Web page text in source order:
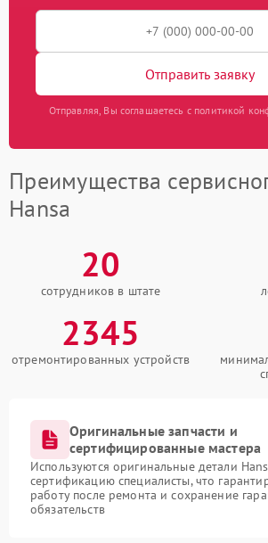
Отправить заявку
Отправляя, Вы соглашаетесь с политикой
Преимущества
Hansa
20
сотрудников в штате
2345
отремонтированных устройств
Оригинальные запчасти и
сертифицированные мастера
Используются оригинальные детали
сертификацию специалисты, что
работу после ремонта и сохранение
обязательств